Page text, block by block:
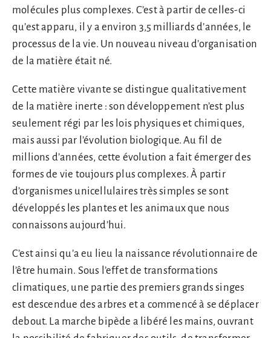
molécules plus complexes. C’est à partir de celles-ci
qu’est apparu, il y a environ 3,5 milliards d’années, le
processus de la vie. Un nouveau niveau d’organisation
de la matière était né.
Cette matière vivante se distingue qualitativement
de la matière inerte : son développement n’est plus
seulement régi par les lois physiques et chimiques,
mais aussi par l’évolution biologique. Au fil de
millions d’années, cette évolution a fait émerger des
formes de vie toujours plus complexes. À partir
d’organismes unicellulaires très simples se sont
développés les plantes et les animaux que nous
connaissons aujourd’hui.
C’est ainsi qu’a eu lieu la naissance révolutionnaire de
l’être humain. Sous l’effet de transformations
climatiques, une partie des premiers grands singes
est descendue des arbres et a commencé à se déplacer
debout. La marche bipède a libéré les mains, ouvrant